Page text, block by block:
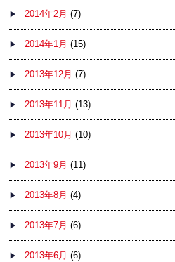
2014年2月 (7)
2014年1月 (15)
2013年12月 (7)
2013年11月 (13)
2013年10月 (10)
2013年9月 (11)
2013年8月 (4)
2013年7月 (6)
2013年6月 (6)